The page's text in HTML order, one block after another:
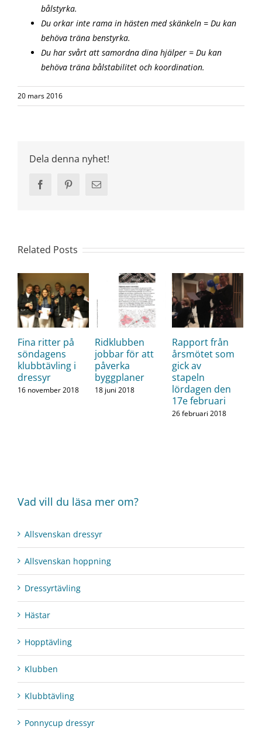
bålstyrka.
Du orkar inte rama in hästen med skänkeln = Du kan
behöva träna benstyrka.
Du har svårt att samordna dina hjälper = Du kan
behöva träna bålstabilitet och koordination.
20 mars 2016
Dela denna nyhet!
FacebookPinterestEmail
Related Posts
Fina ritter på
söndagens
klubbtävling i
dressyr
16 november 2018
Ridklubben
jobbar för att
påverka
byggplaner
18 juni 2018
Rapport från
årsmötet som
gick av
stapeln
lördagen den
17e februari
26 februari 2018
Vad vill du läsa mer om?
Allsvenskan dressyr
Allsvenskan hoppning
Dressyrtävling
Hästar
Hopptävling
Klubben
Klubbtävling
Ponnycup dressyr